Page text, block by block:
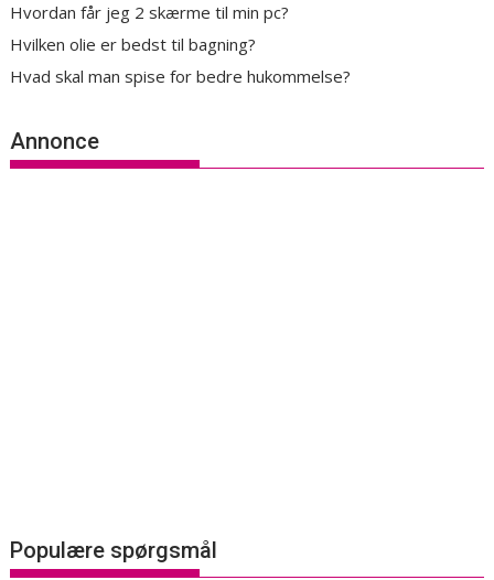
Hvordan får jeg 2 skærme til min pc?
Hvilken olie er bedst til bagning?
Hvad skal man spise for bedre hukommelse?
Annonce
Populære spørgsmål